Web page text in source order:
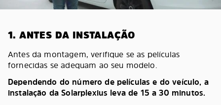
1. ANTES DA INSTALAÇÃO
Antes da montagem, verifique se as películas
fornecidas se adequam ao seu modelo.
Dependendo do número de películas e do veículo, a
instalação da Solarplexius leva de 15 a 30 minutos.